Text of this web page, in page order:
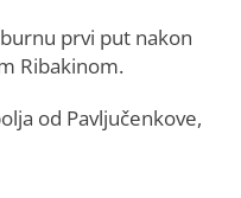
prvi put nakon
Ribakinom.
od Pavljučenkove,